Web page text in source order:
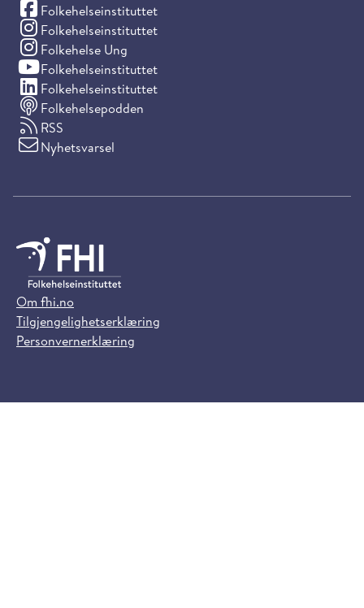
Folkehelseinstituttet
(Facebook)
Folkehelseinstituttet
(Instagram)
Folkehelse Ung
(Instagram)
Folkehelseinstituttet
(YouTube)
Folkehelseinstituttet
(LinkedIn)
Folkehelsepodden
RSS
Nyhetsvarsel
Om fhi.no
Tilgjengelighetserklæring
Personvernerklæring